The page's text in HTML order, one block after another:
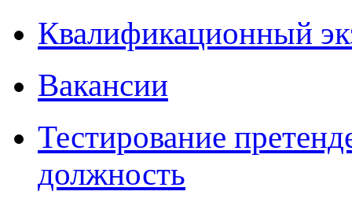
Квалификационный
Вакансии
Тестирование
должность